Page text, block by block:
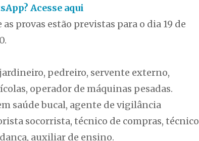
Acesse aqui
provas estão previstas para o dia 19 de
pedreiro, servente externo,
operador de máquinas pesadas.
saúde bucal, agente de vigilância
socorrista, técnico de compras, técnico
auxiliar de ensino.